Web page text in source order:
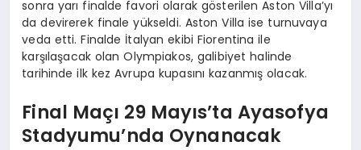
sonra yarı finalde favori olarak gösterilen Aston Villa’yı
da devirerek finale yükseldi. Aston Villa ise turnuvaya
veda etti. Finalde İtalyan ekibi Fiorentina ile
karşılaşacak olan Olympiakos, galibiyet halinde
tarihinde ilk kez Avrupa kupasını kazanmış olacak.
Final Maçı 29 Mayıs’ta Ayasofya
Stadyumu’nda Oynanacak